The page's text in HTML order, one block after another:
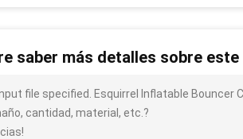
saber más detalles sobre
file specified. Esquirrel Inflatable Bouncer
cantidad, material, etc.?